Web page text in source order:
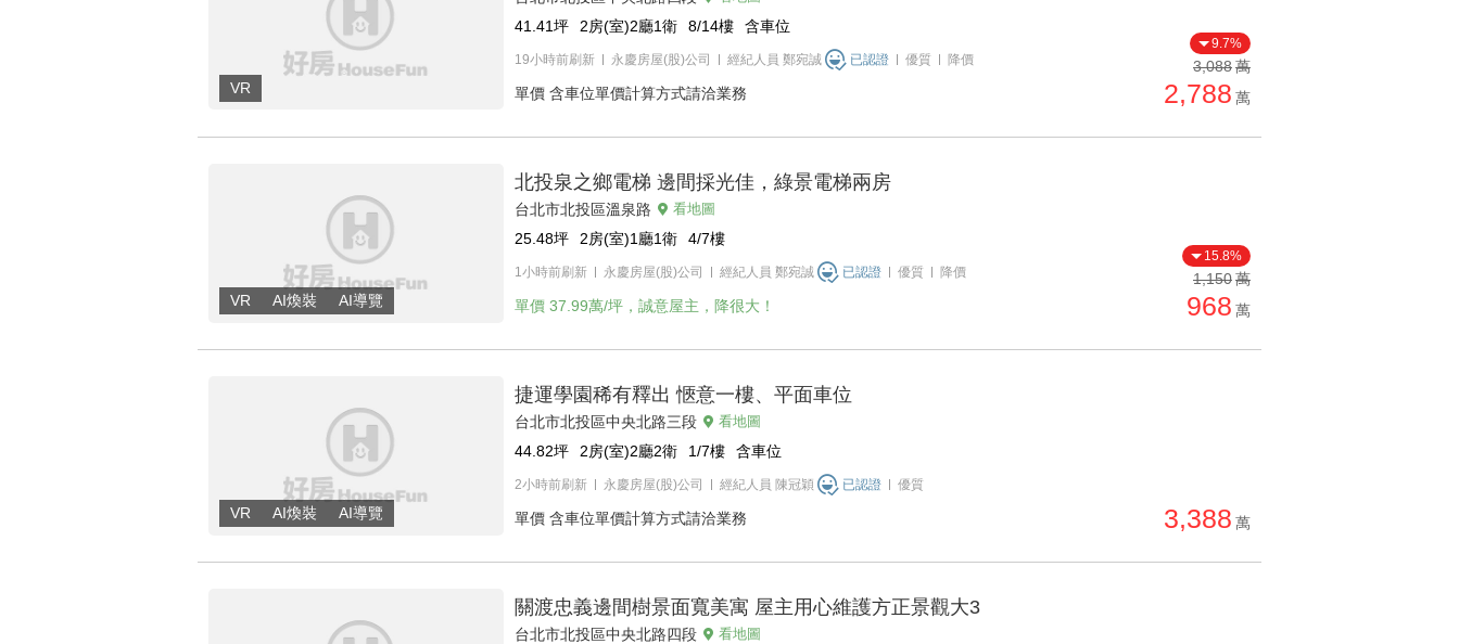
刷新時間舊 → 新
月熱門度高 → 低
41.41坪 2房(室)2廳1衛 8/14樓 含車位
19小時前刷新 永慶房屋(股)公司 經紀人員 鄭宛誠 已認證 優質 降價
單價 含車位單價計算方式請洽業務
9.7%
3,088萬
2,788 萬
北投泉之鄉電梯 邊間採光佳，綠景電梯兩房
台北市北投區溫泉路 看地圖
25.48坪 2房(室)1廳1衛 4/7樓
1小時前刷新 永慶房屋(股)公司 經紀人員 鄭宛誠 已認證 優質 降價
單價 37.99萬/坪，誠意屋主，降很大！
15.8%
1,150萬
968 萬
捷運學園稀有釋出 愜意一樓、平面車位
台北市北投區中央北路三段 看地圖
44.82坪 2房(室)2廳2衛 1/7樓 含車位
2小時前刷新 永慶房屋(股)公司 經紀人員 陳冠穎 已認證 優質
單價 含車位單價計算方式請洽業務 3,388 萬
關渡忠義邊間樹景面寬美寓 屋主用心維護方正景觀大3
台北市北投區中央北路四段 看地圖